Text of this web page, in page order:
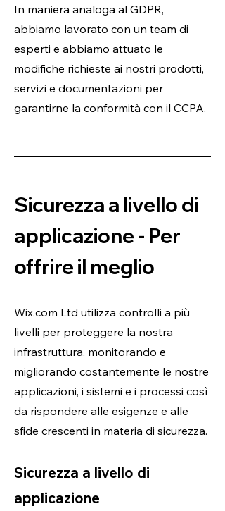
In maniera analoga al GDPR,
abbiamo lavorato con un team di
esperti e abbiamo attuato le
modifiche richieste ai nostri prodotti,
servizi e documentazioni per
garantirne la conformità con il CCPA.
Sicurezza a livello di
applicazione - Per
offrire il meglio
Wix.com Ltd utilizza controlli a più
livelli per proteggere la nostra
infrastruttura, monitorando e
migliorando costantemente le nostre
applicazioni, i sistemi e i processi così
da rispondere alle esigenze e alle
sfide crescenti in materia di sicurezza.
Sicurezza a livello di
applicazione